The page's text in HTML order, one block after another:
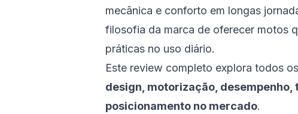
mecânica e conforto em longas
filosofia da marca de oferecer motos
práticas no uso diário.
Este review completo explora todos
design, motorização,
posicionamento no mercado.